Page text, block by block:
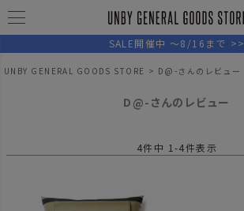
SALE開催中 ～8/16まで >>
UNBY GENERAL GOODS STORE D@-さんのレビュー
D@-さんのレビュー
4件中 1 -4件表示